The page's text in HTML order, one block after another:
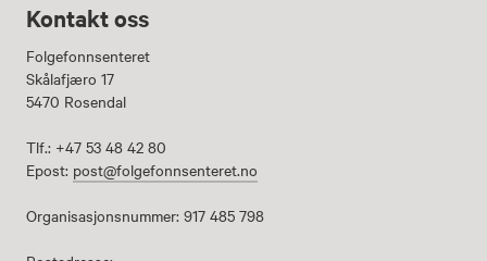
Kontakt oss
Folgefonnsenteret
Skålafjæro 17
5470 Rosendal
Tlf.: +47 53 48 42 80
Epost: post@folgefonnsenteret.no
Organisasjonsnummer: 917 485 798